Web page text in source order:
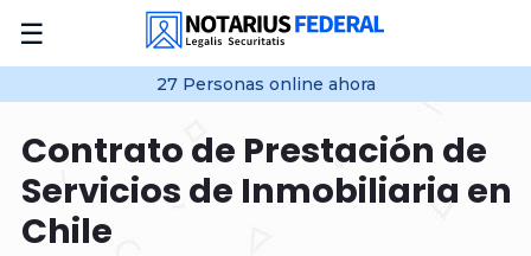
☰
27Personas online ahora
Contrato de Prestación de
Servicios de Inmobiliaria en
Chile